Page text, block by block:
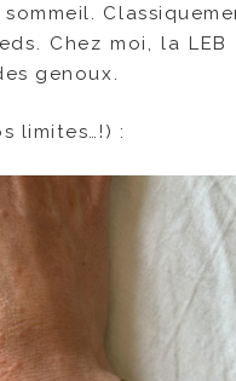
Chez moi, la LEB
genoux.
limites…!) :